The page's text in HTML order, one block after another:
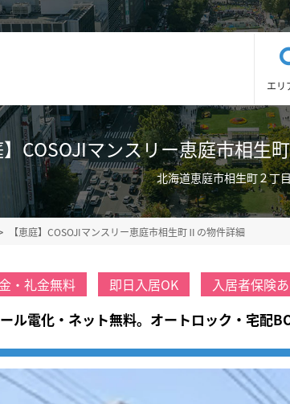
エリ
COSOJIマンスリー恵庭市相生
北海道恵庭市相生町２丁
【恵庭】COSOJIマンスリー恵庭市相生町Ⅱの物件詳細
・礼金無料 即日入居OK 入居者保険
ル電化・ネット無料。オートロック・宅配